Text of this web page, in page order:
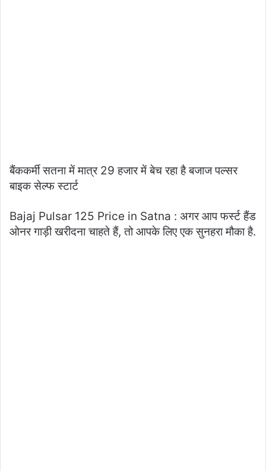
बैंककर्मी सतना में मात्र 29 हजार में बेच रहा है बजाज पल्सर
बाइक सेल्फ स्टार्ट
Bajaj Pulsar 125 Price in Satna : अगर आप फर्स्ट हैंड
ओनर गाड़ी खरीदना चाहते हैं, तो आपके लिए एक सुनहरा मौका है.